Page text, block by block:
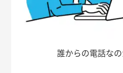
誰からの電話な